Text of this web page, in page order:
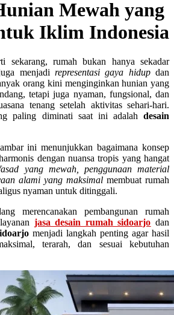
Mewah yang
Iklim Indonesia
sekarang, rumah bukan hanya sekadar
menjadi representasi gaya hidup dan
orang kini menginginkan hunian yang
tetapi juga nyaman, fungsional, dan
tenang setelah aktivitas sehari-hari.
paling diminati saat ini adalah desain
ini menunjukkan bagaimana konsep
dengan nuansa tropis yang hangat
yang mewah, penggunaan material
alami yang maksimal membuat rumah
nyaman untuk ditinggali.
merencanakan pembangunan rumah
jasa desain rumah sidoarjo dan
menjadi langkah penting agar hasil
terarah, dan sesuai kebutuhan